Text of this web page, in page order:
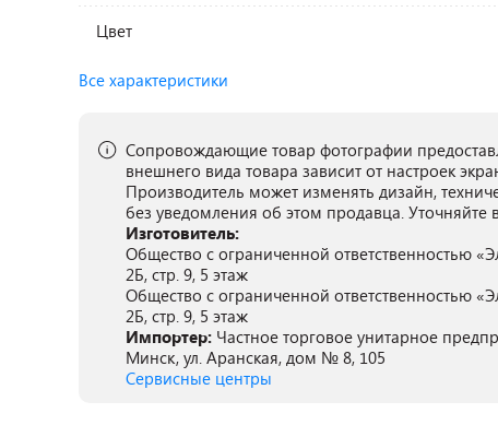
Цвет
Все характеристики
Сопровождающие товар фотографии
внешнего вида товара зависит от настроек
Производитель может изменять дизайн,
без уведомления об этом продавца.
Изготовитель:
Общество с ограниченной ответственностью
2Б, стр. 9, 5 этаж
Общество с ограниченной ответственностью
2Б, стр. 9, 5 этаж
Импортер: Частное торговое унитарное
Минск, ул. Аранская, дом № 8, 105
Сервисные центры